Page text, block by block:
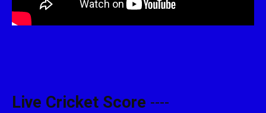
Live Cricket Score ----